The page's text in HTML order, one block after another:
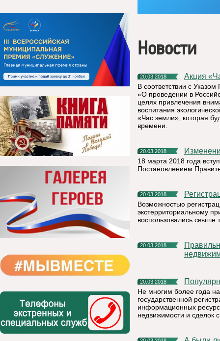
Новости
20.03.2018 Акция
В соответствии с
«О проведении в
целях привлечения
воспитания
«Час земли», которая
времени.
20.03.2018
18 марта 2018 года
Постановлением
20.03.2018
Возможностью
экстерриториальному
воспользовались свыше
20.03.2018
Правильный выбор кадастрового инженера – и нет проблем с
20.03.2018
Не многим более года
государственной
информационных
недвижимости и сделок